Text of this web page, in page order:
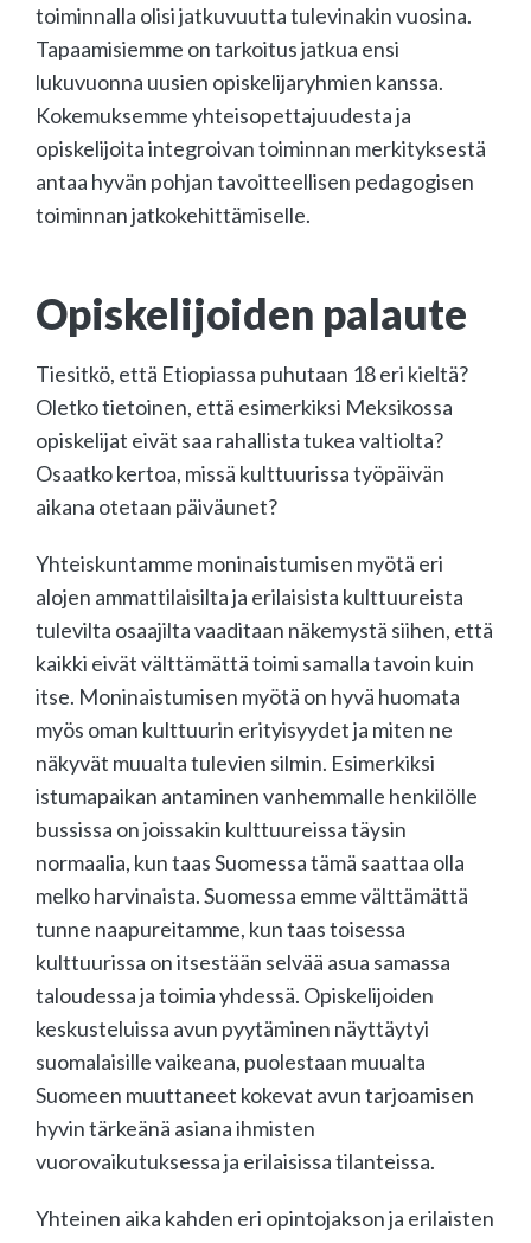
toiminnalla olisi jatkuvuutta tulevinakin vuosina.
Tapaamisiemme on tarkoitus jatkua ensi
lukuvuonna uusien opiskelijaryhmien kanssa.
Kokemuksemme yhteisopettajuudesta ja
opiskelijoita integroivan toiminnan merkityksestä
antaa hyvän pohjan tavoitteellisen pedagogisen
toiminnan jatkokehittämiselle.
Opiskelijoiden palaute
Tiesitkö, että Etiopiassa puhutaan 18 eri kieltä?
Oletko tietoinen, että esimerkiksi Meksikossa
opiskelijat eivät saa rahallista tukea valtiolta?
Osaatko kertoa, missä kulttuurissa työpäivän
aikana otetaan päiväunet?
Yhteiskuntamme moninaistumisen myötä eri
alojen ammattilaisilta ja erilaisista kulttuureista
tulevilta osaajilta vaaditaan näkemystä siihen, että
kaikki eivät välttämättä toimi samalla tavoin kuin
itse. Moninaistumisen myötä on hyvä huomata
myös oman kulttuurin erityisyydet ja miten ne
näkyvät muualta tulevien silmin. Esimerkiksi
istumapaikan antaminen vanhemmalle henkilölle
bussissa on joissakin kulttuureissa täysin
normaalia, kun taas Suomessa tämä saattaa olla
melko harvinaista. Suomessa emme välttämättä
tunne naapureitamme, kun taas toisessa
kulttuurissa on itsestään selvää asua samassa
taloudessa ja toimia yhdessä. Opiskelijoiden
keskusteluissa avun pyytäminen näyttäytyi
suomalaisille vaikeana, puolestaan muualta
Suomeen muuttaneet kokevat avun tarjoamisen
hyvin tärkeänä asiana ihmisten
vuorovaikutuksessa ja erilaisissa tilanteissa.
Yhteinen aika kahden eri opintojakson ja erilaisten